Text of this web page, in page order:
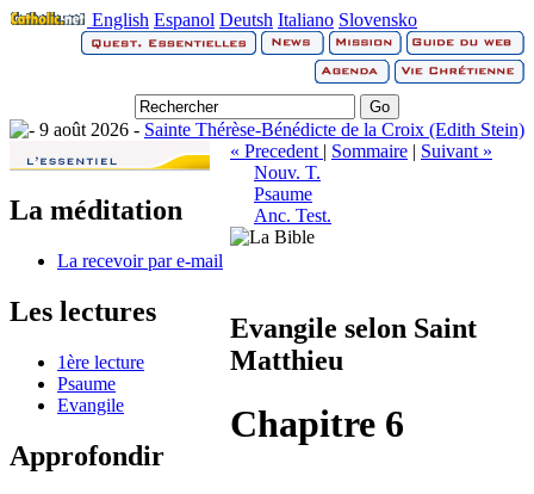
English Espanol Deutsh Italiano Slovensko
9 août 2026 - Sainte Thérèse-Bénédicte de la Croix (Edith Stein)
La méditation
La recevoir par e-mail
Les lectures
1ère lecture
Psaume
Evangile
Approfondir
« Precedent | Sommaire | Suivant »
Nouv. T.
Psaume
Anc. Test.
Evangile selon Saint
Matthieu
Chapitre 6